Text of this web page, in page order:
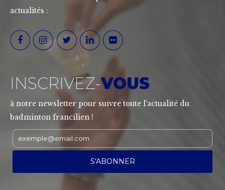
actualités :
INSCRIVEZ-VOUS
à notre newsletter pour suivre toute l'actualité du
badminton francilien !